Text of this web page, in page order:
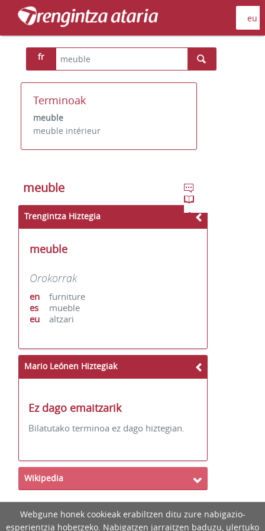
fr
Terminoak
meuble
meuble intérieur
meuble
Trengintza Hiztegia
meuble
Orokorrak
en
furniture
es
mueble
eu
altzari
Mario Leónen Hiztegiak
Ez dago emaitzarik
Bilatutako terminoa ez dago hiztegian.
Wikipedia
Webgune honek cookieak erabiltzen ditu zure nabigazio-
esperientzia hobetzeko. Nabigatzen jarraitzen baduzu, ulertuko